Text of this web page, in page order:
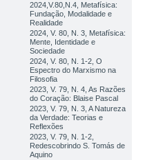
2024,V.80,N.4, Metafísica:
Fundação, Modalidade e
Realidade
2024, V. 80, N. 3, Metafísica:
Mente, Identidade e
Sociedade
2024, V. 80, N. 1-2, O
Espectro do Marxismo na
Filosofia
2023, V. 79, N. 4, As Razões
do Coração: Blaise Pascal
2023, V. 79, N. 3, A Natureza
da Verdade: Teorias e
Reflexões
2023, V. 79, N. 1-2,
Redescobrindo S. Tomás de
Aquino